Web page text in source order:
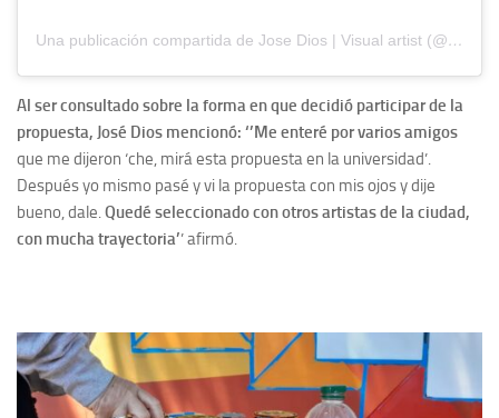
Una publicación compartida de Jose Dios | Visual artist (@josediosok)
Al ser consultado sobre la forma en que decidió participar de la
propuesta, José Dios mencionó: ‘’Me enteré por varios amigos
que me dijeron ‘che, mirá esta propuesta en la universidad’.
Después yo mismo pasé y vi la propuesta con mis ojos y dije
bueno, dale.Quedé seleccionado con otros artistas de la ciudad,
con mucha trayectoria’’ afirmó.